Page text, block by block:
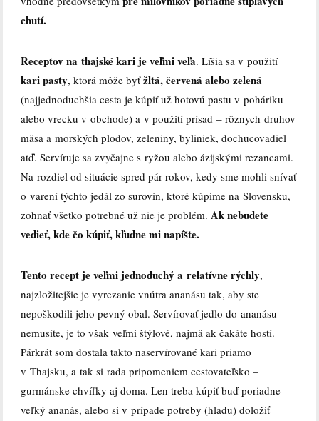
chutí.
Receptov na thajské kari je veľmi veľa. Líšia sa v použití
kari pasty, ktorá môže byťžltá, červená alebo zelená
(najjednoduchšia cesta je kúpiť už hotovú pastu v poháriku
alebo vrecku v obchode) a v použití prísad – rôznych druhov
mäsa a morských plodov, zeleniny, byliniek, dochucovadiel
atď. Servíruje sa zvyčajne s ryžou alebo ázijskými rezancami.
Na rozdiel od situácie spred pár rokov, kedy sme mohli snívať
o varení týchto jedál zo surovín, ktoré kúpime na Slovensku,
zohnať všetko potrebné už nie je problém.Ak nebudete
vedieť, kde čo kúpiť, kľudne mi napíšte.
Tento recept je veľmi jednoduchý a relatívne rýchly,
najzložitejšie je vyrezanie vnútra ananásu tak, aby ste
nepoškodili jeho pevný obal. Servírovať jedlo do ananásu
nemusíte, je to však veľmi štýlové, najmä ak čakáte hostí.
Párkrát som dostala takto naservírované kari priamo
v Thajsku, a tak si rada pripomeniem cestovateľsko –
gurmánske chvíľky aj doma. Len treba kúpiť buď poriadne
veľký ananás, alebo si v prípade potreby (hladu) doložiť